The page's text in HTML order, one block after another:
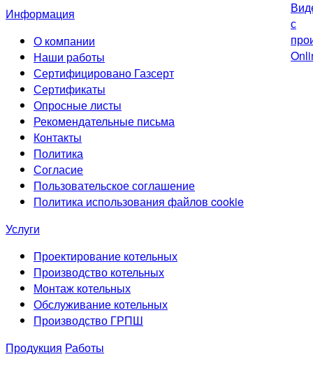
Информация
О компании
Наши работы
Сертифицировано Газсерт
Сертификаты
Опросные листы
Рекомендательные письма
Контакты
Политика
Согласие
Пользовательское соглашение
Политика использования файлов cookie
Услуги
Проектирование котельных
Производство котельных
Монтаж котельных
Обслуживание котельных
Производство ГРПШ
Продукция Работы